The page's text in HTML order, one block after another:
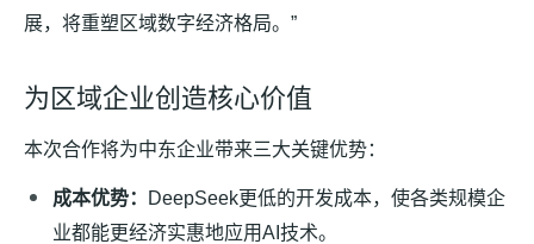
展，将重塑区域数字经济格局。”
为区域企业创造核心价值
本次合作将为中东企业带来三大关键优势：
成本优势：
DeepSeek更低的开发成本，使各类规模企
业都能更经济实惠地应用AI技术。